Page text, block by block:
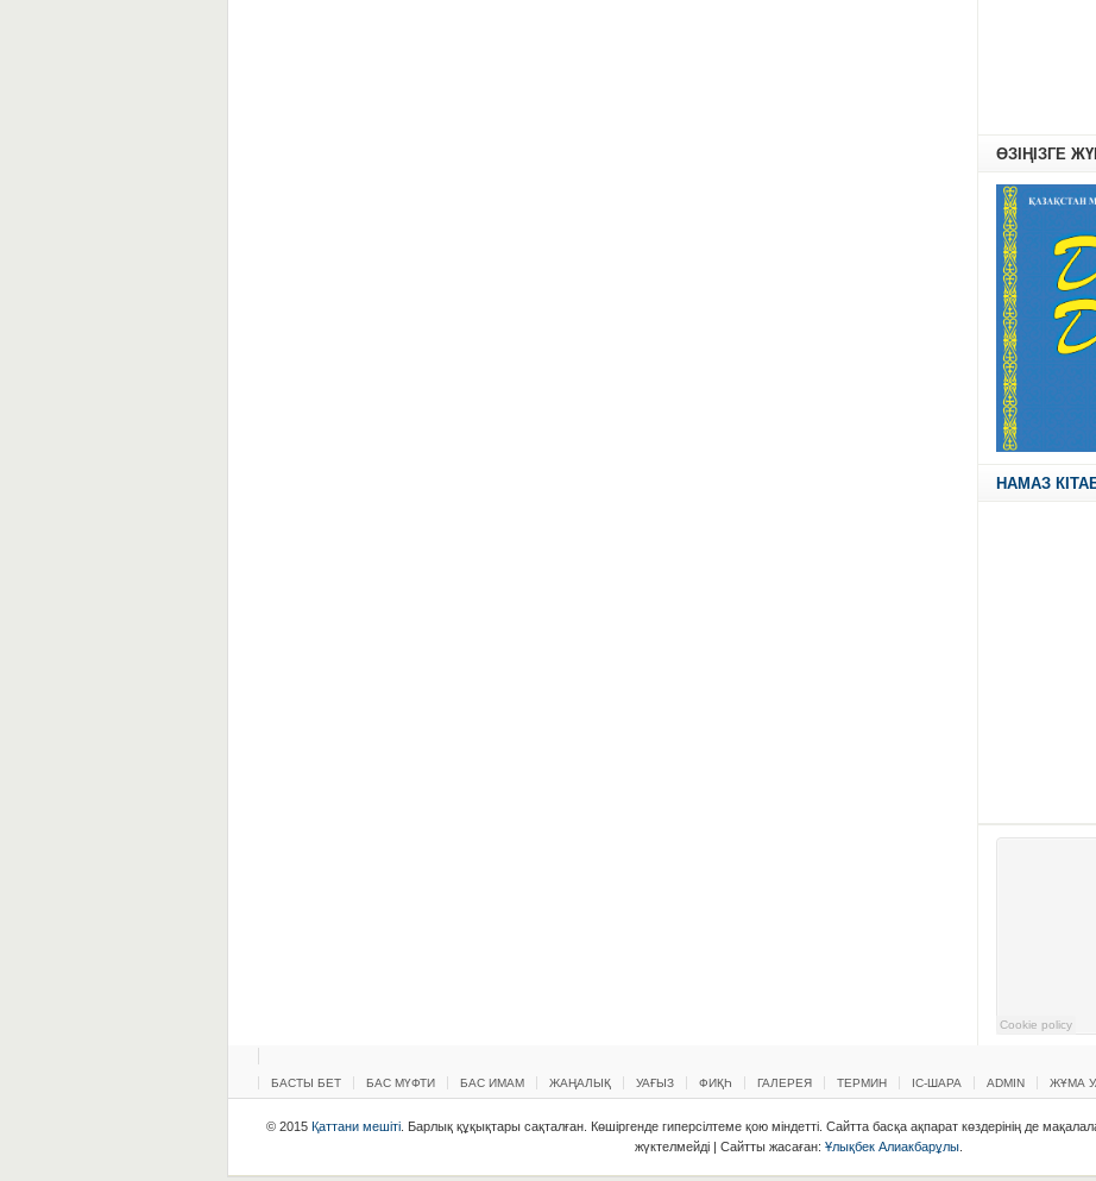
ӨЗІҢІЗГЕ
НАМАЗ
БАСТЫ БЕТ БАС МҮФТИ БАС ИМАМ ЖАҢАЛЫҚ УАҒЫЗ ФИҚҺ ГАЛЕРЕЯ ТЕРМИН ІС-ШАРА ADMIN ЖҰМА
© 2015 Қаттани мешіті. Барлық құқықтары сақталған. Көшіргенде гиперсілтеме қою міндетті. Сайтта басқа ақпарат көздерінің де
жүктелмейді | Сайтты жасаған: Ұлықбек Алиакбарұлы